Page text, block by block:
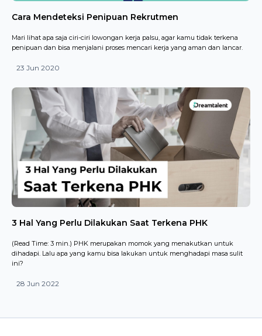
Cara Mendeteksi Penipuan Rekrutmen
Mari lihat apa saja ciri-ciri lowongan kerja palsu, agar kamu tidak terkena
penipuan dan bisa menjalani proses mencari kerja yang aman dan lancar.
23 Jun 2020
3 Hal Yang Perlu Dilakukan Saat Terkena PHK
(Read Time: 3 min.) PHK merupakan momok yang menakutkan untuk
dihadapi. Lalu apa yang kamu bisa lakukan untuk menghadapi masa sulit
ini?
28 Jun 2022